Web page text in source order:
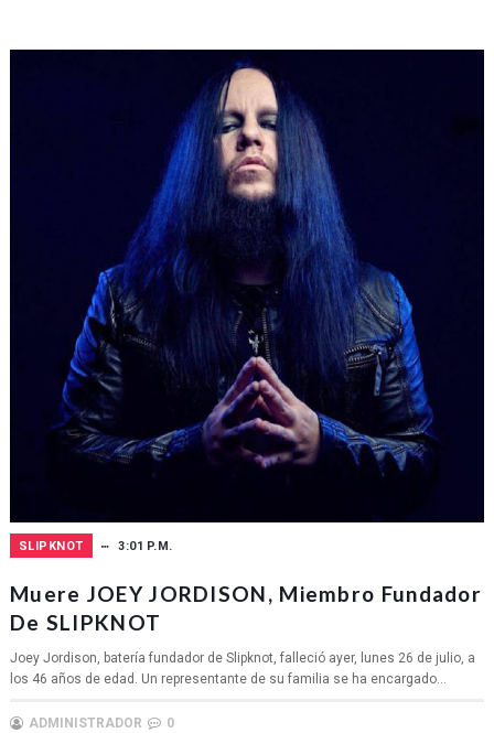
SLIPKNOT 3:01 P.M.
Muere JOEY JORDISON, Miembro Fundador
De SLIPKNOT
Joey Jordison, batería fundador de Slipknot, falleció ayer, lunes 26 de julio, a
los 46 años de edad. Un representante de su familia se ha encargado...
ADMINISTRADOR 0